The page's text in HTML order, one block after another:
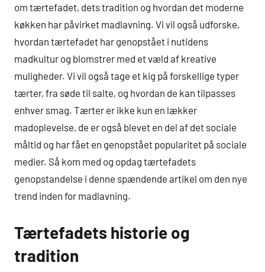
om tærtefadet, dets tradition og hvordan det moderne
køkken har påvirket madlavning. Vi vil også udforske,
hvordan tærtefadet har genopstået i nutidens
madkultur og blomstrer med et væld af kreative
muligheder. Vi vil også tage et kig på forskellige typer
tærter, fra søde til salte, og hvordan de kan tilpasses
enhver smag. Tærter er ikke kun en lækker
madoplevelse, de er også blevet en del af det sociale
måltid og har fået en genopstået popularitet på sociale
medier. Så kom med og opdag tærtefadets
genopstandelse i denne spændende artikel om den nye
trend inden for madlavning.
Tærtefadets historie og
tradition